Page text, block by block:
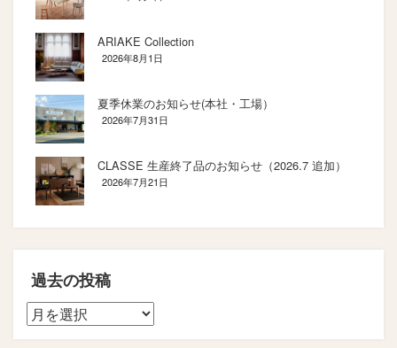
ARIAKE Collection
2026年8月1日
夏季休業のお知らせ(本社・工場）
2026年7月31日
CLASSE 生産終了品のお知らせ（2026.7 追加）
2026年7月21日
過去の投稿